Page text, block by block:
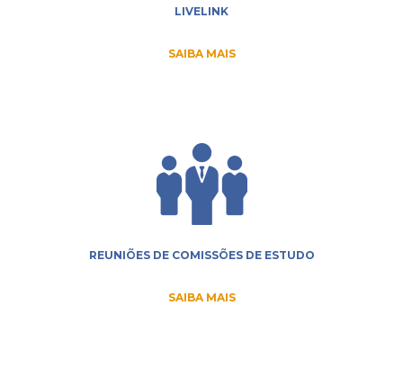
LIVELINK
SAIBA MAIS
REUNIÕES DE COMISSÕES DE ESTUDO
SAIBA MAIS